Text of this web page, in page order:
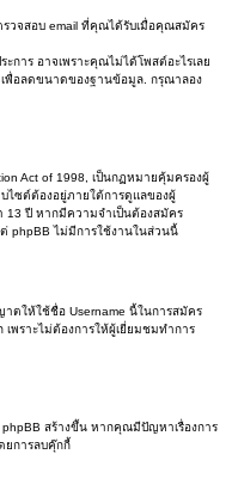
วจสอบ email ที่คุณได้รับเมื่อคุณสมัคร
าร อาจเพราะคุณไม่ได้โพสต์อะไรเลย
เพื่อลดขนาดของฐานข้อมูล. กรุณาลอง
Act of 1998, เป็นกฏหมายคุ้มครองผู้
ไซต์ต้องอยู่ภายใต้การดูแลของผู้
13 ปี หากมีความจำเป็นต้องสมัคร
phpBB ไม่มีการใช้งานในส่วนนี้
ตให้ใช้ชื่อ Username นี้ในการสมัคร
พราะไม่ต้องการให้ผู้เยี่ยมชมทำการ
สร้างขึ้น หากคุณมีปัญหาเรื่องการ
ยการลบคุ๊กกี้